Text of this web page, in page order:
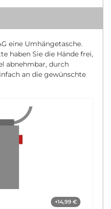
eine Umhängetasche.
haben Sie die Hände frei,
abnehmbar, durch
an die gewünschte
+14,99 €